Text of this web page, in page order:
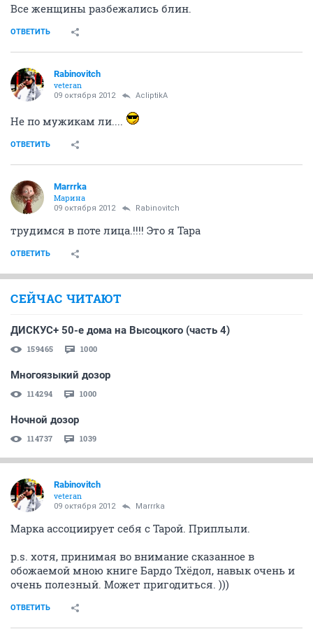
Все женщины разбежались блин.
ОТВЕТИТЬ
Rabinovitch
veteran
09 октября 2012 AcliptikA
Не по мужикам ли....
ОТВЕТИТЬ
Marrrka
Марина
09 октября 2012 Rabinovitch
трудимся в поте лица.!!!! Это я Тара
ОТВЕТИТЬ
СЕЙЧАС ЧИТАЮТ
ДИСКУС+ 50-е дома на Высоцкого (часть 4)
159465 1000
Многоязыкий дозор
114294 1000
Ночной дозор
114737 1039
Rabinovitch
veteran
09 октября 2012 Marrrka
Марка ассоциирует себя с Тарой. Приплыли.
p.s. хотя, принимая во внимание сказанное в
обожаемой мною книге Бардо Тхёдол, навык очень и
очень полезный. Может пригодиться. )))
ОТВЕТИТЬ